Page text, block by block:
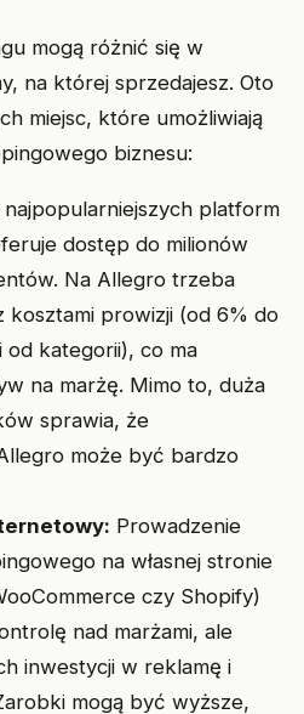
mogą różnić się w
na której sprzedajesz. Oto
miejsc, które umożliwiają
biznesu:
platform
dostęp do milionów
Na Allegro trzeba
kosztami prowizji (od 6% do
od kategorii), co ma
na marżę. Mimo to, duża
sprawia, że
może być bardzo
Prowadzenie
na własnej stronie
czy Shopify)
nad marżami, ale
inwestycji w reklamę i
mogą być wyższe,